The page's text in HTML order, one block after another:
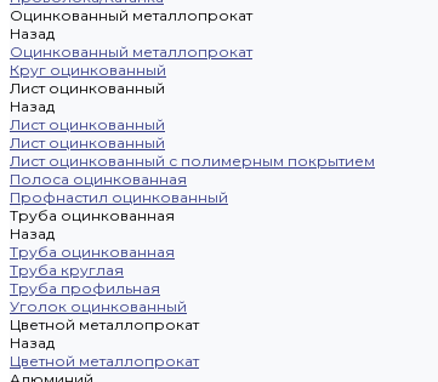
Оцинкованный металлопрокат
Назад
Оцинкованный металлопрокат
Круг оцинкованный
Лист оцинкованный
Назад
Лист оцинкованный
Лист оцинкованный
Лист оцинкованный с полимерным покрытием
Полоса оцинкованная
Профнастил оцинкованный
Труба оцинкованная
Назад
Труба оцинкованная
Труба круглая
Труба профильная
Уголок оцинкованный
Цветной металлопрокат
Назад
Цветной металлопрокат